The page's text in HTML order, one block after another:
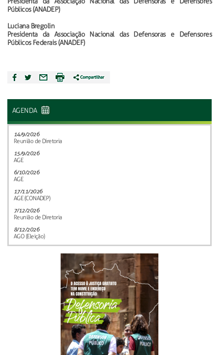
Públicos (ANADEP)
Luciana Bregolin
Presidenta da Associação Nacional das Defensoras e Defensores
Públicos Federais (ANADEF)
AGENDA
14/9/2026
Reunião de Diretoria
15/9/2026
AGE
6/10/2026
AGE
17/11/2026
AGE (CONADEP)
7/12/2026
Reunião de Diretoria
8/12/2026
AGO (Eleição)